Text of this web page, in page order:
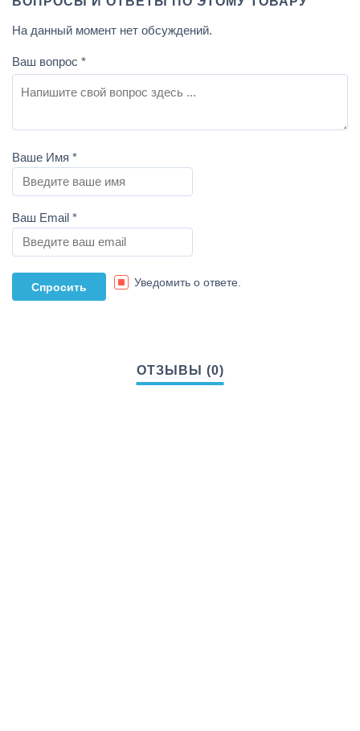
На данный момент нет обсуждений.
Ваш вопрос *
Ваше Имя *
Ваш Email *
Уведомить о ответе.